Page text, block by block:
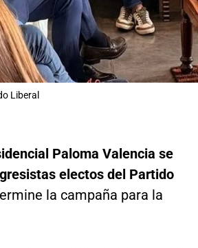
Liberal
Paloma Valencia se
electos del Partido
la campaña para la